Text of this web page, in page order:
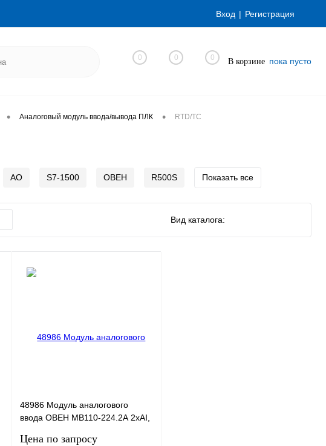
Вход Регистрация
0 0 0 В корзине пока пусто
• Аналоговый модуль ввода/вывода ПЛК • RTD/TC
AO S7-1500 ОВЕН R500S Показать все
Вид каталога:
48986 Модуль аналогового
ввода ОВЕН МВ110-224.2А 2хAI,
Цена по запросу